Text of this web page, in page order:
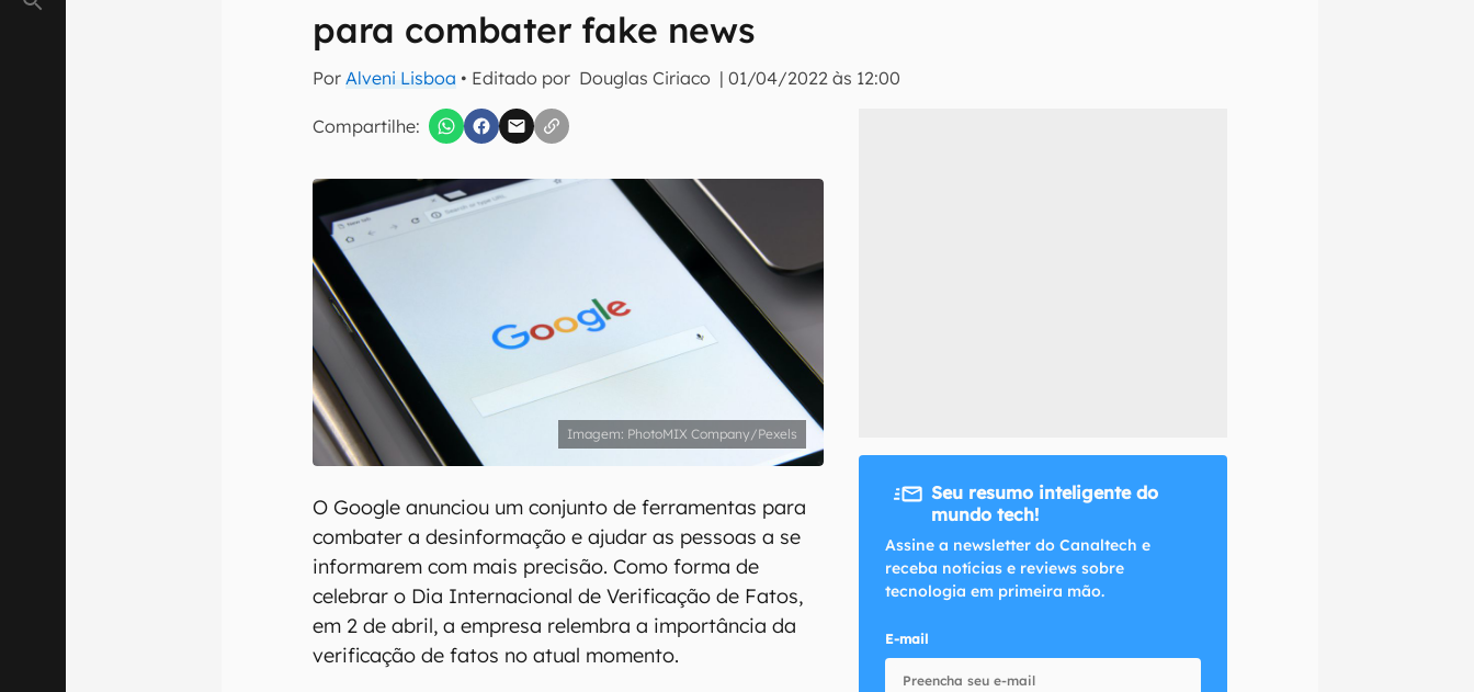
para combater fake news
PorAlveni Lisboa • Editado por Douglas Ciriaco |01/04/2022 às 12:00
Compartilhe:
Assine a newsletter do Canaltech e receba notícias e reviews sobre tecnologia em primeira
inscreva-se
Termos de Uso e Política de Privacidade do Canaltech.
PhotoMIX Company/Pexels
O Google anunciou um conjunto de ferramentas para
combater a desinformação e ajudar as pessoas a se
informarem com mais precisão. Como forma de
celebrar o Dia Internacional de Verificação de Fatos,
em 2 de abril, a empresa relembra a importância da
verificação de fatos no atual momento.
Seu resumo inteligente do
mundo tech!
Assine a newsletter do Canaltech e
receba notícias e reviews sobre
tecnologia em primeira mão.
E-mail